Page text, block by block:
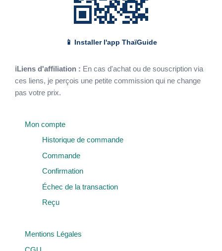
📱 Installer l'app ThaïGuide
ℹLiens d'affiliation : En cas d'achat ou de souscription via
ces liens, je perçois une petite commission qui ne change
pas votre prix.
Mon compte
Historique de commande
Commande
Confirmation
Échec de la transaction
Reçu
Mentions Légales